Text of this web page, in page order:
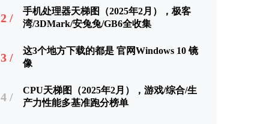
2 /
手机处理器天梯图（2025年2月），极客
湾/3DMark/安兔兔/GB6全收集
3 /
这3个地方下载的都是 官网Windows 10 镜
像
4 /
CPU天梯图（2025年2月），游戏/综合/生
产力性能多基准跑分榜单